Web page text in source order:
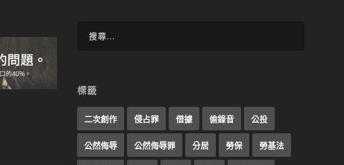
標籤
二次創作 侵占罪 借據 偷錄音 公投
公然侮辱 公然侮辱罪 分居 勞保 勞基法